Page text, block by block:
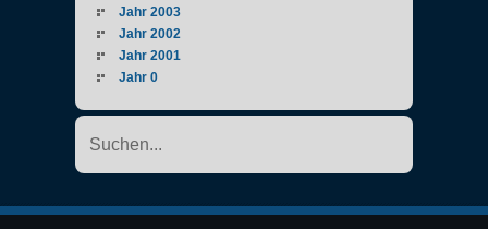
Jahr 2003
Jahr 2002
Jahr 2001
Jahr 0